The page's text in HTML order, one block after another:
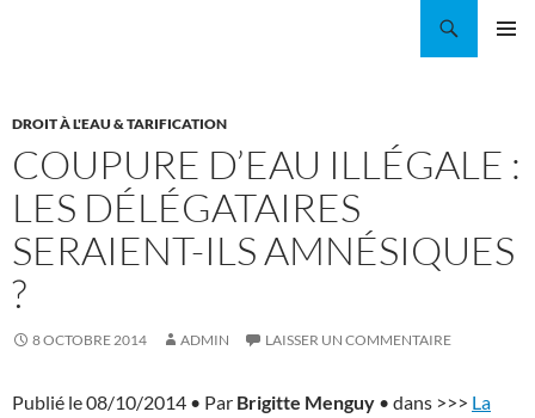
DROIT À L'EAU & TARIFICATION
COUPURE D’EAU ILLÉGALE :
LES DÉLÉGATAIRES
SERAIENT-ILS AMNÉSIQUES
?
8 OCTOBRE 2014 ADMIN LAISSER UN COMMENTAIRE
Publié le 08/10/2014 • Par Brigitte Menguy • dans >>> La